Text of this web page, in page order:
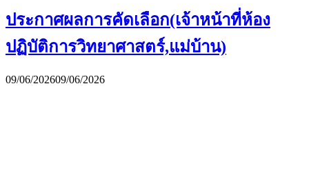
ประกาศผลการคัดเลือก(เจ้าหน้าที่ห้อง
ปฏิบัติการวิทยาศาสตร์,แม่บ้าน)
09/06/202609/06/2026